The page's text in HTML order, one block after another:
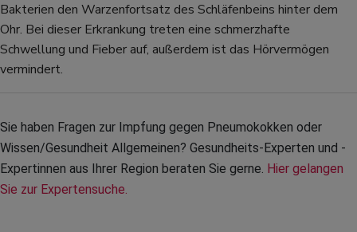
Bakterien den Warzenfortsatz des Schläfenbeins hinter dem
Ohr. Bei dieser Erkrankung treten eine schmerzhafte
Schwellung und Fieber auf, außerdem ist das Hörvermögen
vermindert.
Sie haben Fragen zur Impfung gegen Pneumokokken oder
Wissen/Gesundheit Allgemeinen? Gesundheits-Experten und -
Expertinnen aus Ihrer Region beraten Sie gerne. Hier gelangen
Sie zur Expertensuche.